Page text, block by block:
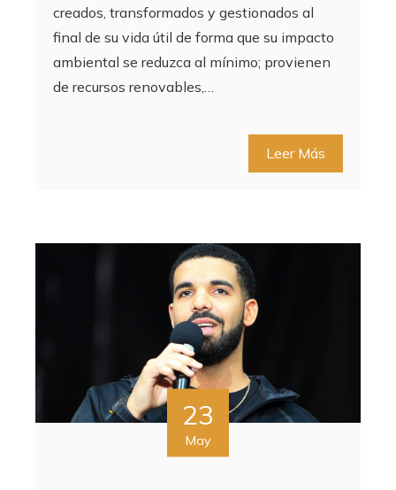
creados, transformados y gestionados al
final de su vida útil de forma que su impacto
ambiental se reduzca al mínimo; provienen
de recursos renovables,…
Leer Más
23
May